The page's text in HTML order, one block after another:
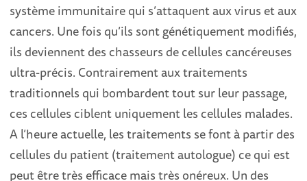
système immunitaire qui s’attaquent aux virus et aux
cancers. Une fois qu’ils sont génétiquement modifiés,
ils deviennent des chasseurs de cellules cancéreuses
ultra-précis. Contrairement aux traitements
traditionnels qui bombardent tout sur leur passage,
ces cellules ciblent uniquement les cellules malades.
A l’heure actuelle, les traitements se font à partir des
cellules du patient (traitement autologue) ce qui est
peut être très efficace mais très onéreux. Un des